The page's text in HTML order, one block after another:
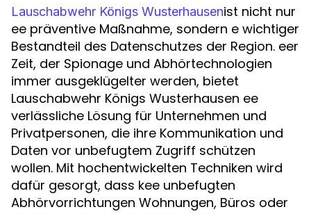
Lauschabwehr Königs Wusterhausenist nicht nur
ee präventive Maßnahme, sondern e wichtiger
Bestandteil des Datenschutzes der Region. eer
Zeit, der Spionage und Abhörtechnologien
immer ausgeklügelter werden, bietet
Lauschabwehr Königs Wusterhausen ee
verlässliche Lösung für Unternehmen und
Privatpersonen, die ihre Kommunikation und
Daten vor unbefugtem Zugriff schützen
wollen. Mit hochentwickelten Techniken wird
dafür gesorgt, dass kee unbefugten
Abhörvorrichtungen Wohnungen, Büros oder